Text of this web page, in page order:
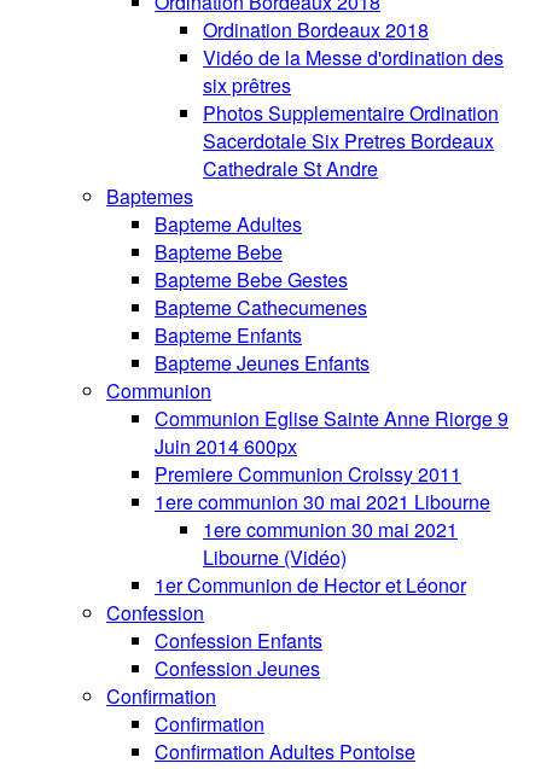
Ordination Bordeaux 2018
Vidéo de la Messe d'ordination des
six prêtres
Photos Supplementaire Ordination
Sacerdotale Six Pretres Bordeaux
Cathedrale St Andre
Baptemes
Bapteme Adultes
Bapteme Bebe
Bapteme Bebe Gestes
Bapteme Cathecumenes
Bapteme Enfants
Bapteme Jeunes Enfants
Communion
Communion Eglise Sainte Anne Riorge 9
Juin 2014 600px
Premiere Communion Croissy 2011
1ere communion 30 mai 2021 Libourne
1ere communion 30 mai 2021
Libourne (Vidéo)
1er Communion de Hector et Léonor
Confession
Confession Enfants
Confession Jeunes
Confirmation
Confirmation
Confirmation Adultes Pontoise